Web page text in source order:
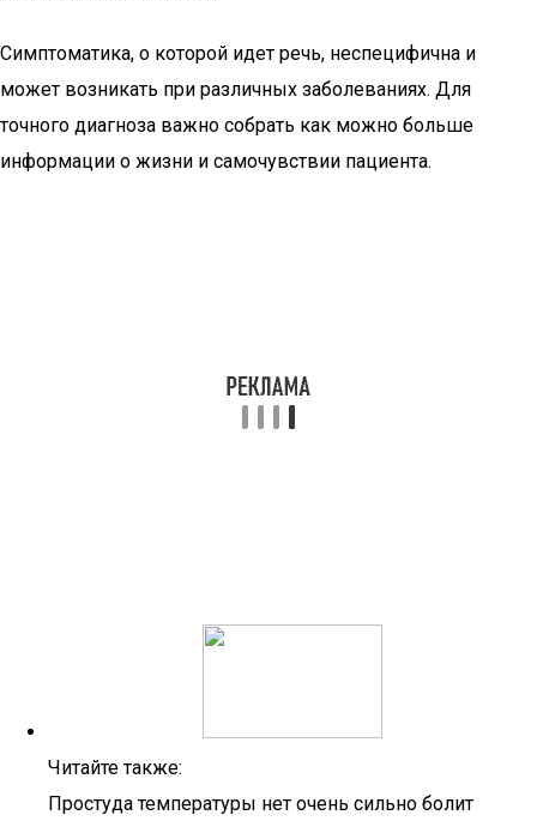
Симптоматика, о которой идет речь, неспецифична и
может возникать при различных заболеваниях. Для
точного диагноза важно собрать как можно больше
информации о жизни и самочувствии пациента.
Читайте также:
Простуда температуры нет очень сильно болит